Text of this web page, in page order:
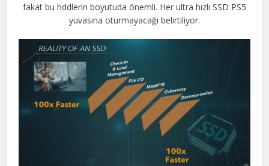
fakat bu hddlerin boyutuda önemli. Her ultra hızlı SSD PS5
yuvasına oturmayacağı belirtiliyor.